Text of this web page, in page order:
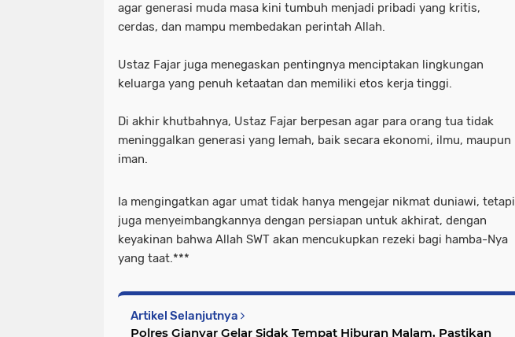
agar generasi muda masa kini tumbuh menjadi pribadi yang kritis,
cerdas, dan mampu membedakan perintah Allah.
Ustaz Fajar juga menegaskan pentingnya menciptakan lingkungan
keluarga yang penuh ketaatan dan memiliki etos kerja tinggi.
Di akhir khutbahnya, Ustaz Fajar berpesan agar para orang tua tidak
meninggalkan generasi yang lemah, baik secara ekonomi, ilmu, maupun
iman.
Ia mengingatkan agar umat tidak hanya mengejar nikmat duniawi, tetapi
juga menyeimbangkannya dengan persiapan untuk akhirat, dengan
keyakinan bahwa Allah SWT akan mencukupkan rezeki bagi hamba-Nya
yang taat.***
Artikel Selanjutnya
Polres Gianyar Gelar Sidak Tempat Hiburan Malam, Pastikan